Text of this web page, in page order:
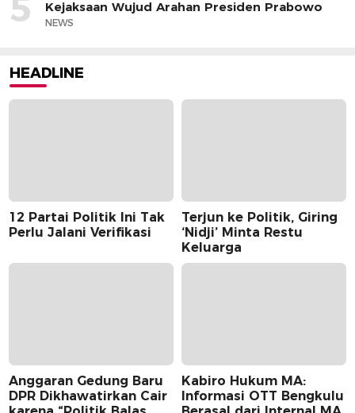
Kejaksaan Wujud Arahan Presiden Prabowo
NEWS
HEADLINE
12 Partai Politik Ini Tak
Perlu Jalani Verifikasi
Terjun ke Politik, Giring
‘Nidji’ Minta Restu
Keluarga
Anggaran Gedung Baru
DPR Dikhawatirkan Cair
Kabiro Hukum MA:
Informasi OTT Bengkulu